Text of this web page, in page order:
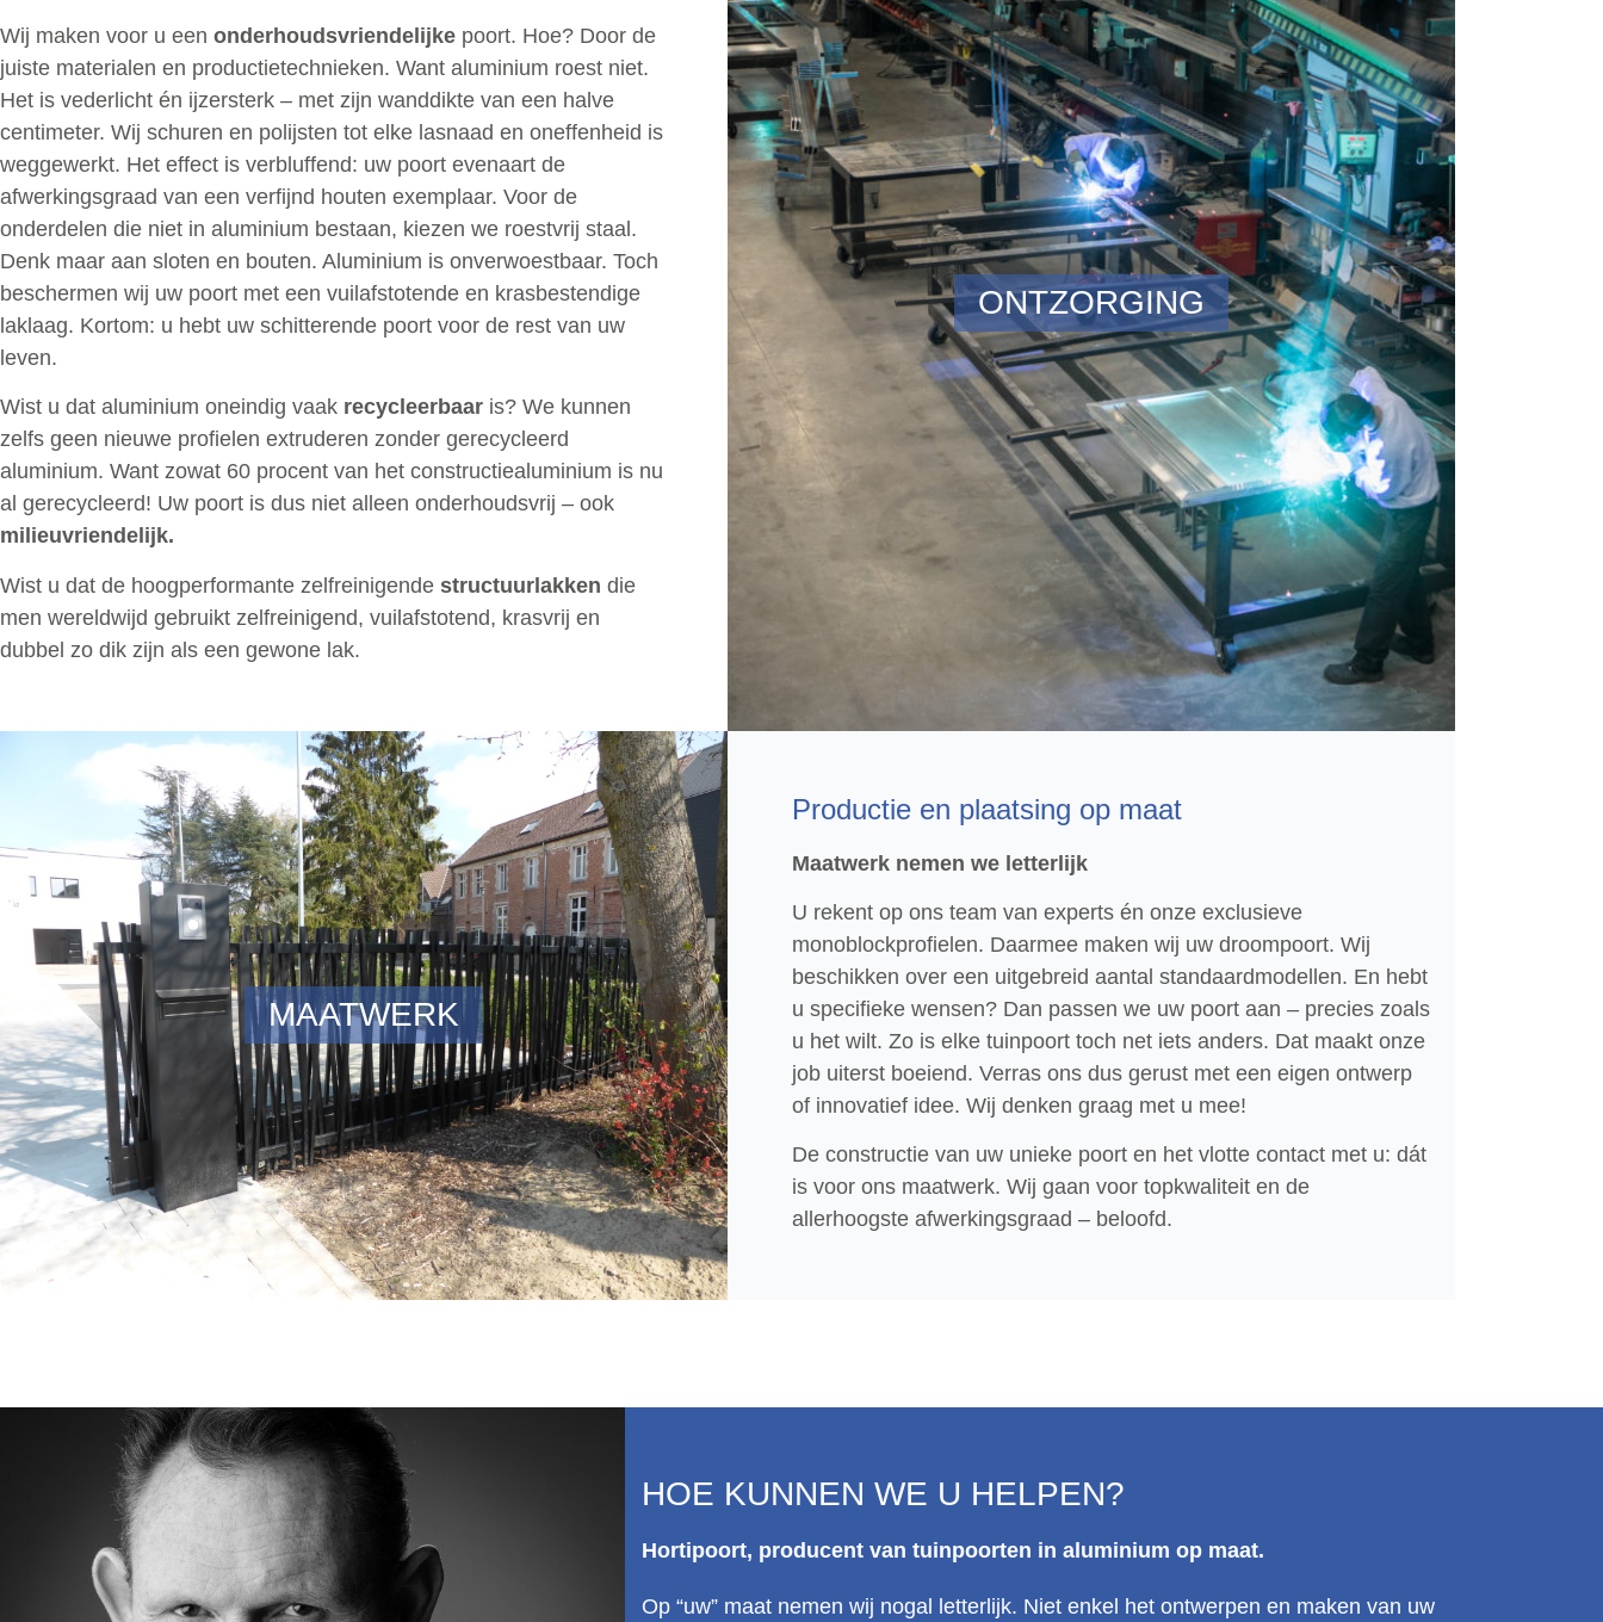
Wij maken voor u een onderhoudsvriendelijke poort. Hoe? Door de
juiste materialen en productietechnieken. Want aluminium roest niet.
Het is vederlicht én ijzersterk – met zijn wanddikte van een halve
centimeter. Wij schuren en polijsten tot elke lasnaad en oneffenheid is
weggewerkt. Het effect is verbluffend: uw poort evenaart de
afwerkingsgraad van een verfijnd houten exemplaar. Voor de
onderdelen die niet in aluminium bestaan, kiezen we roestvrij staal.
Denk maar aan sloten en bouten. Aluminium is onverwoestbaar. Toch
beschermen wij uw poort met een vuilafstotende en krasbestendige
laklaag. Kortom: u hebt uw schitterende poort voor de rest van uw
leven.
Wist u dat aluminium oneindig vaak recycleerbaar is? We kunnen
zelfs geen nieuwe profielen extruderen zonder gerecycleerd
aluminium. Want zowat 60 procent van het constructiealuminium is nu
al gerecycleerd! Uw poort is dus niet alleen onderhoudsvrij – ook
milieuvriendelijk.
Wist u dat de hoogperformante zelfreinigende structuurlakken die
men wereldwijd gebruikt zelfreinigend, vuilafstotend, krasvrij en
dubbel zo dik zijn als een gewone lak.
ONTZORGING
MAATWERK
Productie en plaatsing op maat
Maatwerk nemen we letterlijk
U rekent op ons team van experts én onze exclusieve
monoblockprofielen. Daarmee maken wij uw droompoort. Wij
beschikken over een uitgebreid aantal standaardmodellen. En hebt
u specifieke wensen? Dan passen we uw poort aan – precies zoals
u het wilt. Zo is elke tuinpoort toch net iets anders. Dat maakt onze
job uiterst boeiend. Verras ons dus gerust met een eigen ontwerp
of innovatief idee. Wij denken graag met u mee!
De constructie van uw unieke poort en het vlotte contact met u: dát
is voor ons maatwerk. Wij gaan voor topkwaliteit en de
allerhoogste afwerkingsgraad – beloofd.
HOE KUNNEN WE U HELPEN?
Hortipoort, producent van tuinpoorten in aluminium op maat.
Op “uw” maat nemen wij nogal letterlijk. Niet enkel het ontwerpen en maken van uw